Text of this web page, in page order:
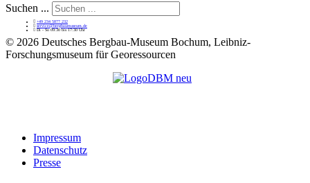
Suchen ...
+49 234 5877 232
service@bergbaumuseum.de
Di - So 09:30 bis 17:30 Uhr
© 2026 Deutsches Bergbau-Museum Bochum, Leibniz-
Forschungsmuseum für Georessourcen
Impressum
Datenschutz
Presse